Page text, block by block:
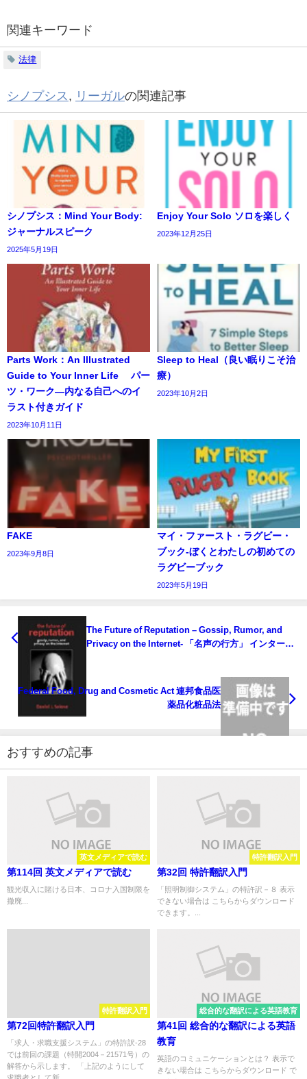
関連キーワード
法律
シノプシス , リーガルの関連記事
シノプシス：Mind Your Body:
ジャーナルスピーク
2025年5月19日
Enjoy Your Solo ソロを楽しく
2023年12月25日
Parts Work：An Illustrated
Guide to Your Inner Life パー
ツ・ワーク―内なる自己へのイ
ラスト付きガイド
2023年10月11日
Sleep to Heal（良い眠りこそ治
療）
2023年10月2日
FAKE
2023年9月8日
マイ・ファースト・ラグビー・
ブック‐ぼくとわたしの初めての
ラグビーブック
2023年5月19日
The Future of Reputation – Gossip, Rumor, and
Privacy on the Internet- 「名声の行方」 インターネ
Federal Food, Drug and Cosmetic Act 連邦食品医
薬品化粧品法
おすすめの記事
英文メディアで読む
第114回 英文メディアで読む
観光収入に賭ける日本、コロナ入国制限を
撤廃...
特許翻訳入門
第32回 特許翻訳入門
「照明制御システム」の特許訳－８ 表示
できない場合は こちらからダウンロード
できます。...
特許翻訳入門
第72回特許翻訳入門
「求人・求職支援システム」の特許訳-28
では前回の課題（特開2004－21571号）の
解答から示します。 「上記のようにして
求職者として新...
総合的な翻訳による英語教育
第41回 総合的な翻訳による英語
教育
英語のコミュニケーションとは？ 表示で
きない場合は こちらからダウンロード で